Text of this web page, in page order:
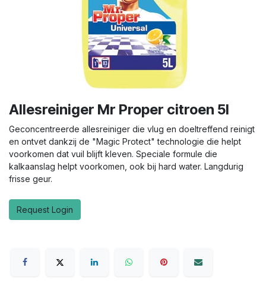
Allesreiniger Mr Proper citroen 5l
Geconcentreerde allesreiniger die vlug en doeltreffend reinigt
en ontvet dankzij de "Magic Protect" technologie die helpt
voorkomen dat vuil blijft kleven. Speciale formule die
kalkaanslag helpt voorkomen, ook bij hard water. Langdurig
frisse geur.
Request Login